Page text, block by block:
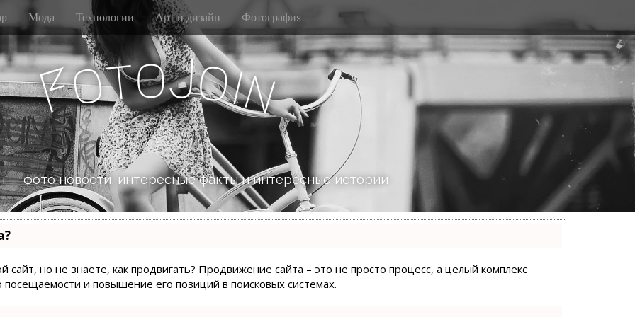
Мода Технологии Арт и дизайн Фотография
FotoJoi
n
— фото новости, интересные факты и интересные истории
сайт, но не знаете, как продвигать? Продвижение сайта – это не просто процесс, а целый комплекс
и повышение его позиций в поисковых системах.